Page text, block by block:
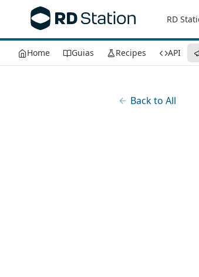
RD
Home Guias Recipes API
Back to All